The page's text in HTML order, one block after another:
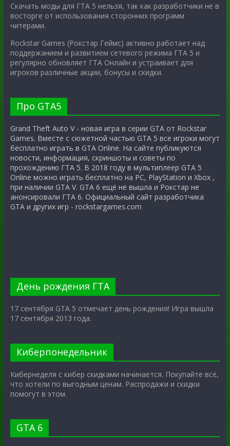
Скачать моды для ГТА 5 нельзя, так как разработчики не в
восторге от использования сторонних программ
читерами.
Rockstar Games (Рокстар Геймс) активно работает над
поддержанием и развитием сетевого режима ГТА 5 и
регулярно обновляет ГТА Онлайн и устраивает для
игроков различные акции, бонусы и скидки.
Про GTA5
Grand Theft Auto V - новая игра в серии GTA от Rockstar
Games. Вместе с сюжетной частью GTA 5 все игроки могут
бесплатно играть в GTA Online. На сайте публикуются
новости, информация, скриншоты и советы по
прохождению ГТА 5. В 2018 году в мультиплеер GTA 5
Online можно играть бесплатно на PC, PlayStation и Xbox ,
при наличии GTA V. GTA 6 ещё не вышла и Рокстар не
анонсировали ГТА 6. Официальный сайт разработчика
GTA и других игр - rockstargames.com
День рождения ГТА
17 сентября GTA 5 отмечает день рождения! Игра вышла
17 сентября 2013 года.
Киберпонедельник
Кибернеделя с кибер скидками начинается. Покупайте всё,
что хотели по выгодным ценам. Распродажи и скидки
помогут в этом.
GTA 6